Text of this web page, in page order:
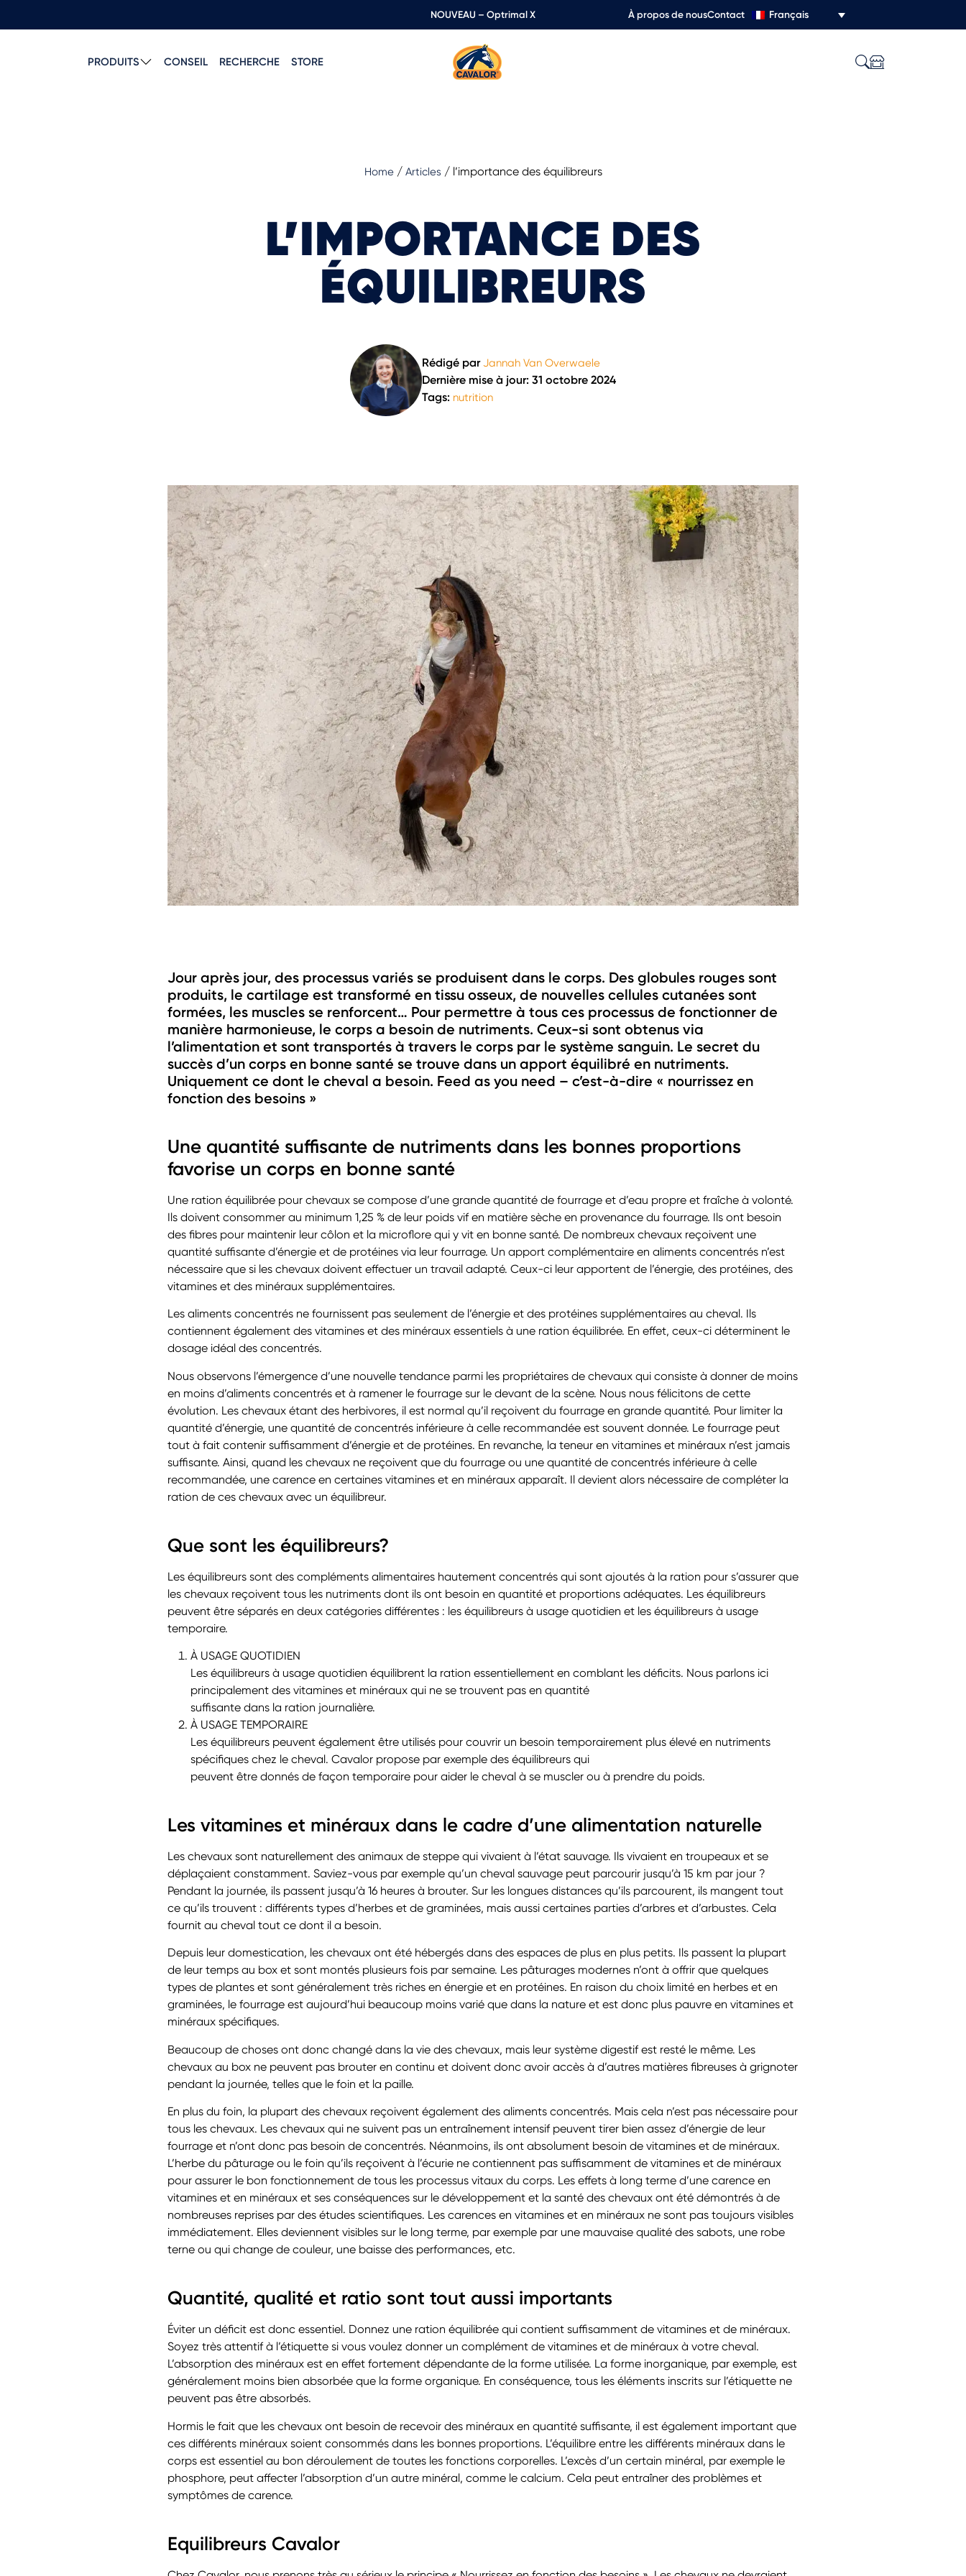
NOUVEAU – Optrimal X À propos de nousContact Français
PRODUITS CONSEIL RECHERCHE STORE
Home/ Articles / l’importance des équilibreurs
L’IMPORTANCE DES
ÉQUILIBREURS
Rédigé parJannah Van Overwaele
Dernière mise à jour: 31 octobre 2024
Tags: nutrition
Jour après jour, des processus variés se produisent dans le corps. Des globules rouges sont
produits, le cartilage est transformé en tissu osseux, de nouvelles cellules cutanées sont
formées, les muscles se renforcent… Pour permettre à tous ces processus de fonctionner de
manière harmonieuse, le corps a besoin de nutriments. Ceux-si sont obtenus via
l’alimentation et sont transportés à travers le corps par le système sanguin. Le secret du
succès d’un corps en bonne santé se trouve dans un apport équilibré en nutriments.
Uniquement ce dont le cheval a besoin. Feed as you need – c’est-à-dire « nourrissez en
fonction des besoins »
Une quantité suffisante de nutriments dans les bonnes proportions
favorise un corps en bonne santé
Une ration équilibrée pour chevaux se compose d’une grande quantité de fourrage et d’eau propre et fraîche à volonté.
Ils doivent consommer au minimum 1,25 % de leur poids vif en matière sèche en provenance du fourrage. Ils ont besoin
des fibres pour maintenir leur côlon et la microflore qui y vit en bonne santé. De nombreux chevaux reçoivent une
quantité suffisante d’énergie et de protéines via leur fourrage. Un apport complémentaire en aliments concentrés n’est
nécessaire que si les chevaux doivent effectuer un travail adapté. Ceux-ci leur apportent de l’énergie, des protéines, des
vitamines et des minéraux supplémentaires.
Les aliments concentrés ne fournissent pas seulement de l’énergie et des protéines supplémentaires au cheval. Ils
contiennent également des vitamines et des minéraux essentiels à une ration équilibrée. En effet, ceux-ci déterminent le
dosage idéal des concentrés.
Nous observons l’émergence d’une nouvelle tendance parmi les propriétaires de chevaux qui consiste à donner de moins
en moins d’aliments concentrés et à ramener le fourrage sur le devant de la scène. Nous nous félicitons de cette
évolution. Les chevaux étant des herbivores, il est normal qu’il reçoivent du fourrage en grande quantité. Pour limiter la
quantité d’énergie, une quantité de concentrés inférieure à celle recommandée est souvent donnée. Le fourrage peut
tout à fait contenir suffisamment d’énergie et de protéines. En revanche, la teneur en vitamines et minéraux n’est jamais
suffisante. Ainsi, quand les chevaux ne reçoivent que du fourrage ou une quantité de concentrés inférieure à celle
recommandée, une carence en certaines vitamines et en minéraux apparaît. Il devient alors nécessaire de compléter la
ration de ces chevaux avec un équilibreur.
Que sont les équilibreurs?
Les équilibreurs sont des compléments alimentaires hautement concentrés qui sont ajoutés à la ration pour s’assurer que
les chevaux reçoivent tous les nutriments dont ils ont besoin en quantité et proportions adéquates. Les équilibreurs
peuvent être séparés en deux catégories différentes : les équilibreurs à usage quotidien et les équilibreurs à usage
temporaire.
À USAGE QUOTIDIEN
Les équilibreurs à usage quotidien équilibrent la ration essentiellement en comblant les déficits. Nous parlons ici
principalement des vitamines et minéraux qui ne se trouvent pas en quantité
suffisante dans la ration journalière.
À USAGE TEMPORAIRE
Les équilibreurs peuvent également être utilisés pour couvrir un besoin temporairement plus élevé en nutriments
spécifiques chez le cheval. Cavalor propose par exemple des équilibreurs qui
peuvent être donnés de façon temporaire pour aider le cheval à se muscler ou à prendre du poids.
Les vitamines et minéraux dans le cadre d’une alimentation naturelle
Les chevaux sont naturellement des animaux de steppe qui vivaient à l’état sauvage. Ils vivaient en troupeaux et se
déplaçaient constamment. Saviez-vous par exemple qu’un cheval sauvage peut parcourir jusqu’à 15 km par jour ?
Pendant la journée, ils passent jusqu’à 16 heures à brouter. Sur les longues distances qu’ils parcourent, ils mangent tout
ce qu’ils trouvent : différents types d’herbes et de graminées, mais aussi certaines parties d’arbres et d’arbustes. Cela
fournit au cheval tout ce dont il a besoin.
Depuis leur domestication, les chevaux ont été hébergés dans des espaces de plus en plus petits. Ils passent la plupart
de leur temps au box et sont montés plusieurs fois par semaine. Les pâturages modernes n’ont à offrir que quelques
types de plantes et sont généralement très riches en énergie et en protéines. En raison du choix limité en herbes et en
graminées, le fourrage est aujourd’hui beaucoup moins varié que dans la nature et est donc plus pauvre en vitamines et
minéraux spécifiques.
Beaucoup de choses ont donc changé dans la vie des chevaux, mais leur système digestif est resté le même. Les
chevaux au box ne peuvent pas brouter en continu et doivent donc avoir accès à d’autres matières fibreuses à grignoter
pendant la journée, telles que le foin et la paille.
En plus du foin, la plupart des chevaux reçoivent également des aliments concentrés. Mais cela n’est pas nécessaire pour
tous les chevaux. Les chevaux qui ne suivent pas un entraînement intensif peuvent tirer bien assez d’énergie de leur
fourrage et n’ont donc pas besoin de concentrés. Néanmoins, ils ont absolument besoin de vitamines et de minéraux.
L’herbe du pâturage ou le foin qu’ils reçoivent à l’écurie ne contiennent pas suffisamment de vitamines et de minéraux
pour assurer le bon fonctionnement de tous les processus vitaux du corps. Les effets à long terme d’une carence en
vitamines et en minéraux et ses conséquences sur le développement et la santé des chevaux ont été démontrés à de
nombreuses reprises par des études scientifiques. Les carences en vitamines et en minéraux ne sont pas toujours visibles
immédiatement. Elles deviennent visibles sur le long terme, par exemple par une mauvaise qualité des sabots, une robe
terne ou qui change de couleur, une baisse des performances, etc.
Quantité, qualité et ratio sont tout aussi importants
Éviter un déficit est donc essentiel. Donnez une ration équilibrée qui contient suffisamment de vitamines et de minéraux.
Soyez très attentif à l’étiquette si vous voulez donner un complément de vitamines et de minéraux à votre cheval.
L’absorption des minéraux est en effet fortement dépendante de la forme utilisée. La forme inorganique, par exemple, est
généralement moins bien absorbée que la forme organique. En conséquence, tous les éléments inscrits sur l’étiquette ne
peuvent pas être absorbés.
Hormis le fait que les chevaux ont besoin de recevoir des minéraux en quantité suffisante, il est également important que
ces différents minéraux soient consommés dans les bonnes proportions. L’équilibre entre les différents minéraux dans le
corps est essentiel au bon déroulement de toutes les fonctions corporelles. L’excès d’un certain minéral, par exemple le
phosphore, peut affecter l’absorption d’un autre minéral, comme le calcium. Cela peut entraîner des problèmes et
symptômes de carence.
Equilibreurs Cavalor